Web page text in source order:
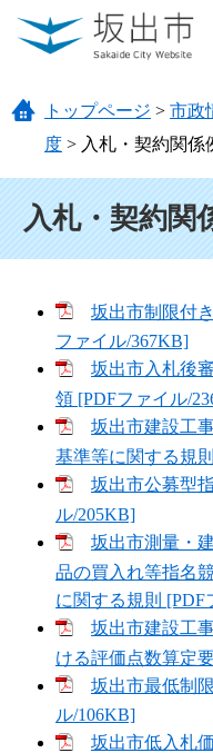
ページの先頭です。
メニューを飛ばして本文へ
トップページ > 市政
度 > 入札・契約関係
入札・契約関
坂出市制限付
ファイル/367KB]
坂出市入札後
領 [PDFファイル/
坂出市建設工
基準等に関する規
坂出市公募型
ル/205KB]
坂出市測量・
品の買入れ等指名
に関する規則 [PDF
坂出市建設工
ける評価点数算定
坂出市最低制
ル/106KB]
坂出市低入札